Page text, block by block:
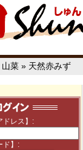
山菜 » 天然赤みず
ドレス】:
ド】: